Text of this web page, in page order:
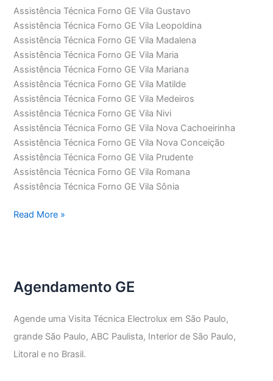
Assistência Técnica Forno GE Vila Gustavo
Assistência Técnica Forno GE Vila Leopoldina
Assistência Técnica Forno GE Vila Madalena
Assistência Técnica Forno GE Vila Maria
Assistência Técnica Forno GE Vila Mariana
Assistência Técnica Forno GE Vila Matilde
Assistência Técnica Forno GE Vila Medeiros
Assistência Técnica Forno GE Vila Nivi
Assistência Técnica Forno GE Vila Nova Cachoeirinha
Assistência Técnica Forno GE Vila Nova Conceição
Assistência Técnica Forno GE Vila Prudente
Assistência Técnica Forno GE Vila Romana
Assistência Técnica Forno GE Vila Sônia
Assistência
Read More »
Agendamento GE
Agende uma Visita Técnica Electrolux em São Paulo,
grande São Paulo, ABC Paulista, Interior de São Paulo,
Litoral e no Brasil.